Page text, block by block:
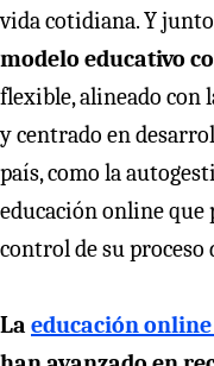
vida cotidiana. Y
modelo educativo
flexible, alineado con
y centrado en
país, como la
educación online
control de su proceso
La educación